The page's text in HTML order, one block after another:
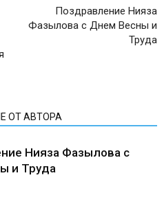
Поздравление Нияза
Фазылова с Днем Весны и
Труда
ОТ АВТОРА
Нияза Фазылова с
и Труда